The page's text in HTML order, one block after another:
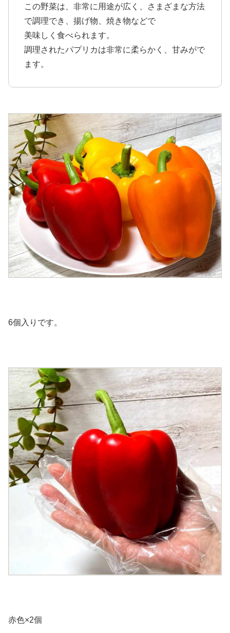
この野菜は、非常に用途が広く、さまざまな方法
で調理でき、揚げ物、焼き物などで
美味しく食べられます。
調理されたパプリカは非常に柔らかく、甘みがで
ます。
6個入りです。
赤色×2個